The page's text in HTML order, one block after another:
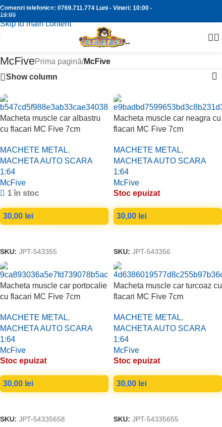
Skip to navigation
Skip to main content
Comenzi telefonice: 0769.711.774 Luni - Vineri: 10:00 -
19:00
McFivePrima pagină/McFive
Show column
Macheta muscle car albastru
cu flacari MC Five 7cm
MACHETE METAL,
MACHETA AUTO SCARA
1:64
McFive
1 în stoc
30,00 lei
SKU: JPT-543355
Macheta muscle car neagra cu
flacari MC Five 7cm
MACHETE METAL,
MACHETA AUTO SCARA
1:64
McFive
Stoc epuizat
30,00 lei
SKU: JPT-543356
Macheta muscle car portocalie
cu flacari MC Five 7cm
MACHETE METAL,
MACHETA AUTO SCARA
1:64
McFive
Stoc epuizat
30,00 lei
SKU: JPT-54335658
Macheta muscle car turcoaz cu
flacari MC Five 7cm
MACHETE METAL,
MACHETA AUTO SCARA
1:64
McFive
Stoc epuizat
30,00 lei
SKU: JPT-54335655